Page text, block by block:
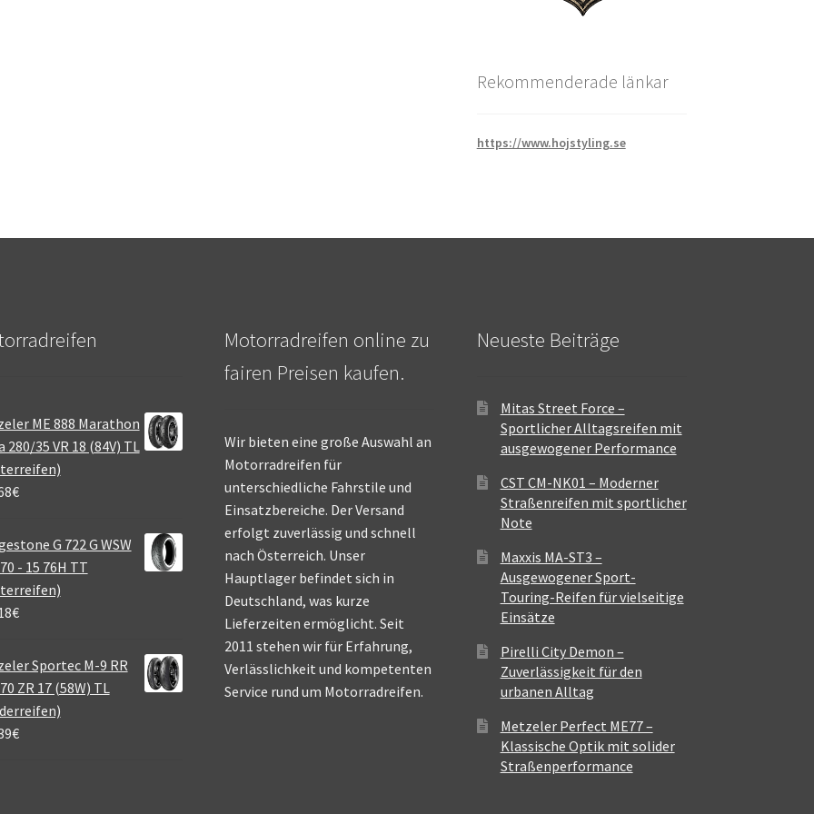
Rekommenderade länkar
https://www.hojstyling.se
ME 888 Marathon
280/35 VR 18 (84V) TL
€
G 722 G WSW
- 15 76H TT
€
Sportec M-9 RR
ZR 17 (58W) TL
€
Motorradreifen online zu
fairen Preisen kaufen.
Wir bieten eine große Auswahl an
Motorradreifen für
unterschiedliche Fahrstile und
Einsatzbereiche. Der Versand
erfolgt zuverlässig und schnell
nach Österreich. Unser
Hauptlager befindet sich in
Deutschland, was kurze
Lieferzeiten ermöglicht. Seit
2011 stehen wir für Erfahrung,
Verlässlichkeit und kompetenten
Service rund um Motorradreifen.
Neueste Beiträge
Mitas Street Force –
Sportlicher Alltagsreifen mit
ausgewogener Performance
CST CM-NK01 – Moderner
Straßenreifen mit sportlicher
Note
Maxxis MA-ST3 –
Ausgewogener Sport-
Touring-Reifen für vielseitige
Einsätze
Pirelli City Demon –
Zuverlässigkeit für den
urbanen Alltag
Metzeler Perfect ME77 –
Klassische Optik mit solider
Straßenperformance